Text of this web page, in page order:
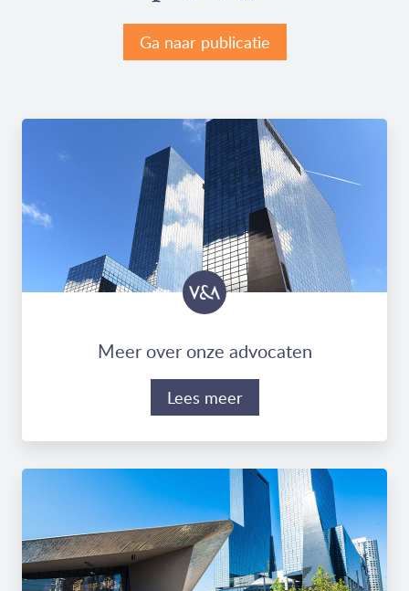
Ga naar publicatie
Meer over onze advocaten
Lees meer